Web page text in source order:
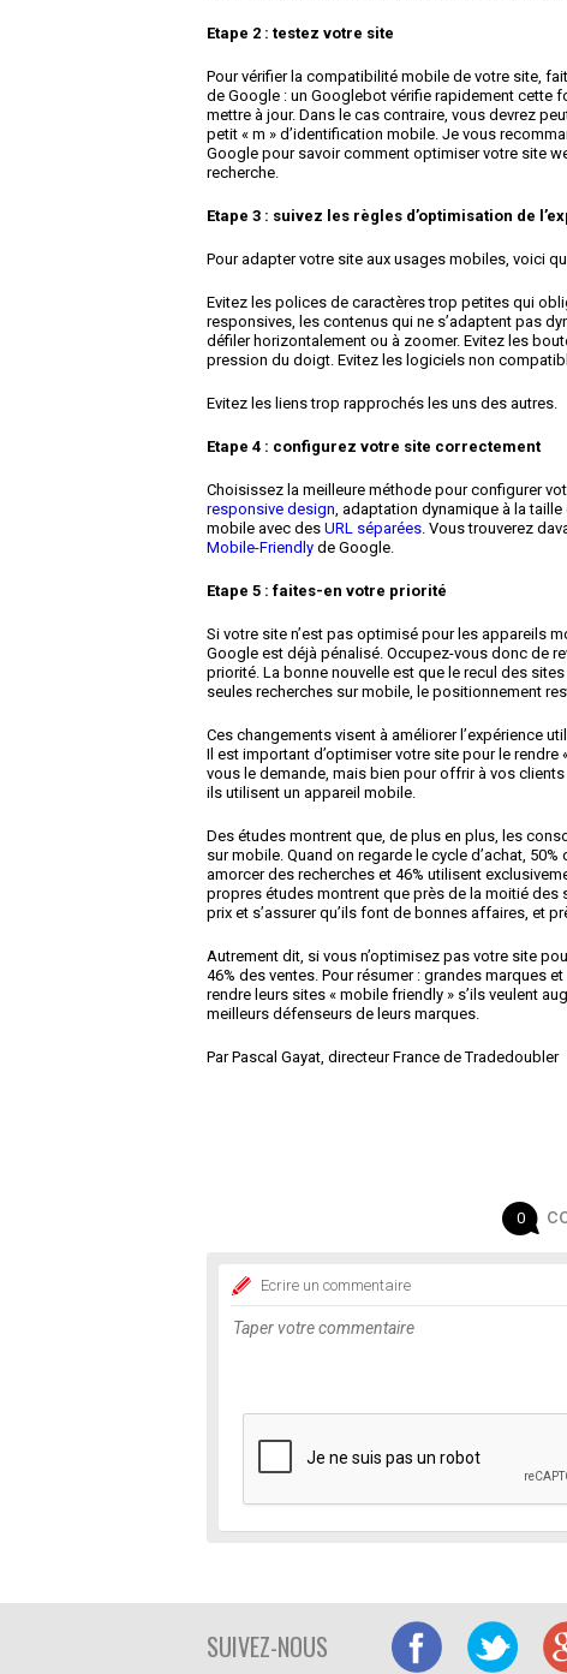
Etape 2 : testez votre site
Pour vérifier la compatibilité mobile de votre site,
de Google : un Googlebot vérifie rapidement cette
mettre à jour. Dans le cas contraire, vous devrez
petit « m » d’identification mobile. Je vous
Google pour savoir comment optimiser votre site
recherche.
Etape 3 : suivez les règles d’optimisation de
Pour adapter votre site aux usages mobiles, voici
Evitez les polices de caractères trop petites qui
responsives, les contenus qui ne s’adaptent pas
défiler horizontalement ou à zoomer. Evitez les
pression du doigt. Evitez les logiciels non
Evitez les liens trop rapprochés les uns des autres.
Etape 4 : configurez votre site correctement
Choisissez la meilleure méthode pour configurer
responsive design, adaptation dynamique à la taille
mobile avec des URL séparées. Vous trouverez
Mobile-Friendly de Google.
Etape 5 : faites-en votre priorité
Si votre site n’est pas optimisé pour les appareils
Google est déjà pénalisé. Occupez-vous donc de
priorité. La bonne nouvelle est que le recul des
seules recherches sur mobile, le positionnement
Ces changements visent à améliorer l’expérience
Il est important d’optimiser votre site pour le
vous le demande, mais bien pour offrir à vos
ils utilisent un appareil mobile.
Des études montrent que, de plus en plus, les
sur mobile. Quand on regarde le cycle d’achat,
amorcer des recherches et 46% utilisent
propres études montrent que près de la moitié
prix et s’assurer qu’ils font de bonnes affaires, et
Autrement dit, si vous n’optimisez pas votre site
46% des ventes. Pour résumer : grandes marques
rendre leurs sites « mobile friendly » s’ils veulent
meilleurs défenseurs de leurs marques.
Par Pascal Gayat, directeur France de Tradedoubler
0
Ecrire un commentaire
SUIVEZ-NOUS